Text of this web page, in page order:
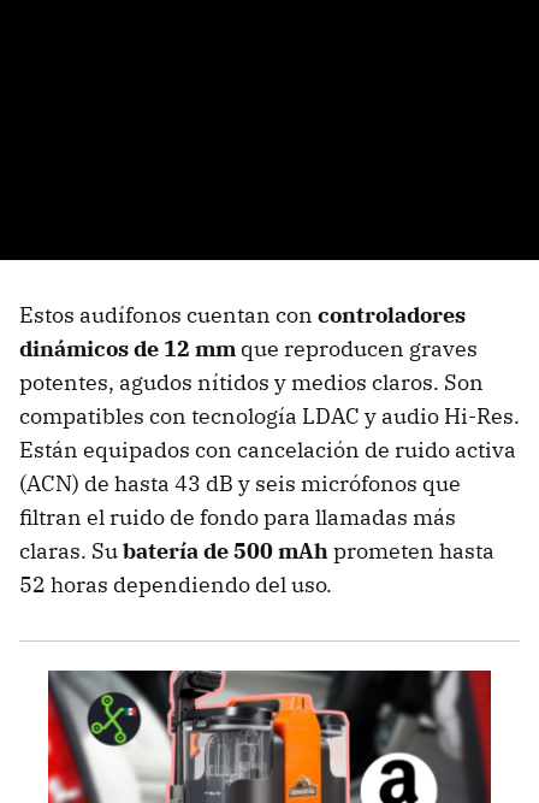
Estos audífonos cuentan con controladores
dinámicos de 12 mm que reproducen graves
potentes, agudos nítidos y medios claros. Son
compatibles con tecnología LDAC y audio Hi-Res.
Están equipados con cancelación de ruido activa
(ACN) de hasta 43 dB y seis micrófonos que
filtran el ruido de fondo para llamadas más
claras. Subatería de 500 mAhprometen hasta
52 horas dependiendo del uso.